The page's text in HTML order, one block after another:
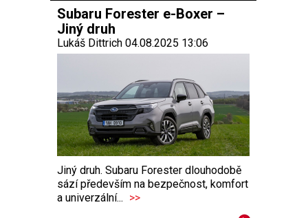
Subaru Forester e-Boxer –
Jiný druh
Lukáš Dittrich 04.08.2025 13:06
Jiný druh. Subaru Forester dlouhodobě
sází především na bezpečnost, komfort
a univerzální... >>